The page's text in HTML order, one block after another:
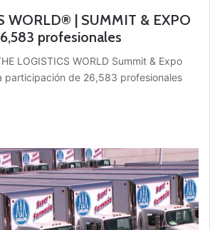
WORLD® | SUMMIT & EXPO
profesionales
LOGISTICS WORLD Summit & Expo
participación de 26,583 profesionales